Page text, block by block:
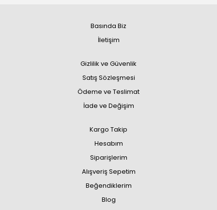
Basında Biz
İletişim
Gizlilik ve Güvenlik
Satış Sözleşmesi
Ödeme ve Teslimat
İade ve Değişim
Kargo Takip
Hesabım
Siparişlerim
Alışveriş Sepetim
Beğendiklerim
Blog